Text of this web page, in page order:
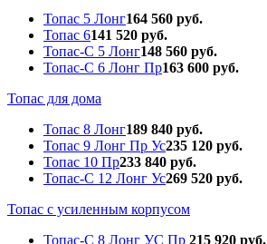
Топас 5 Лонг164 560 руб.
Топас 6141 520 руб.
Топас-С 5 Лонг148 560 руб.
Топас-С 6 Лонг Пр163 600 руб.
Топас для дома
Топас 8 Лонг189 840 руб.
Топас 9 Лонг Пр Ус235 120 руб.
Топас 10 Пр233 840 руб.
Топас-С 12 Лонг Ус269 520 руб.
Топас с усиленным корпусом
Топас-С 8 Лонг УС Пр 215 920 руб.